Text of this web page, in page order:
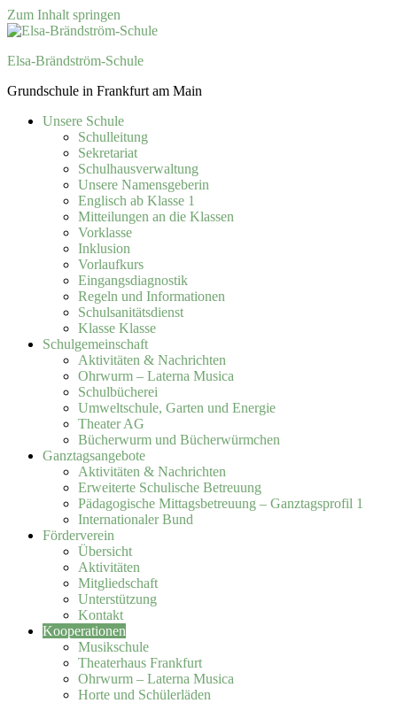
Zum Inhalt springen
Elsa-Brändström-Schule
Grundschule in Frankfurt am Main
Unsere Schule
Schulleitung
Sekretariat
Schulhausverwaltung
Unsere Namensgeberin
Englisch ab Klasse 1
Mitteilungen an die Klassen
Vorklasse
Inklusion
Vorlaufkurs
Eingangsdiagnostik
Regeln und Informationen
Schulsanitätsdienst
Klasse Klasse
Schulgemeinschaft
Aktivitäten & Nachrichten
Ohrwurm – Laterna Musica
Schulbücherei
Umweltschule, Garten und Energie
Theater AG
Bücherwurm und Bücherwürmchen
Ganztagsangebote
Aktivitäten & Nachrichten
Erweiterte Schulische Betreuung
Pädagogische Mittagsbetreuung – Ganztagsprofil 1
Internationaler Bund
Förderverein
Übersicht
Aktivitäten
Mitgliedschaft
Unterstützung
Kontakt
Kooperationen
Musikschule
Theaterhaus Frankfurt
Ohrwurm – Laterna Musica
Horte und Schülerläden